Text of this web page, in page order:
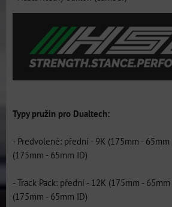
Typy pružin pro Dualtech:
- Predvolené: přední - 9K (175mm -
(175mm - 65mm ID)
- Track Pack: přední - 12K (175mm -
(175mm - 65mm ID)